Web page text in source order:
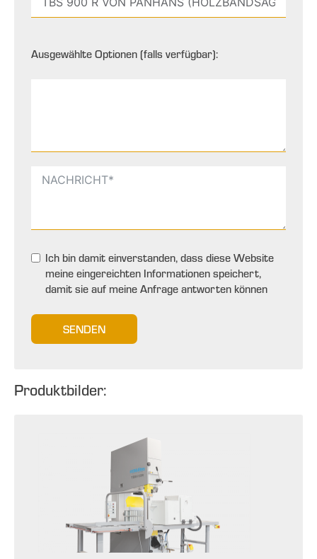
Ausgewählte Optionen (falls verfügbar):
Ich bin damit einverstanden, dass diese Website
meine eingereichten Informationen speichert,
damit sie auf meine Anfrage antworten können
SENDEN
Produktbilder: